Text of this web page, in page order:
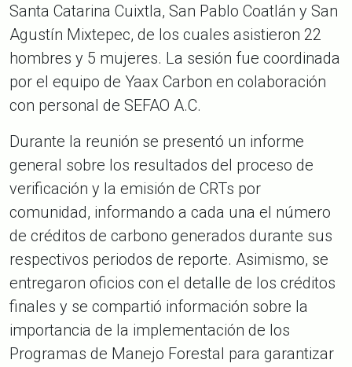
Santa Catarina Cuixtla, San Pablo Coatlán y San
Agustín Mixtepec, de los cuales asistieron 22
hombres y 5 mujeres. La sesión fue coordinada
por el equipo de Yaax Carbon en colaboración
con personal de SEFAO A.C.
Durante la reunión se presentó un informe
general sobre los resultados del proceso de
verificación y la emisión de CRTs por
comunidad, informando a cada una el número
de créditos de carbono generados durante sus
respectivos periodos de reporte. Asimismo, se
entregaron oficios con el detalle de los créditos
finales y se compartió información sobre la
importancia de la implementación de los
Programas de Manejo Forestal para garantizar